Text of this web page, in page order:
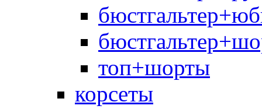
топ+шорты
корсеты